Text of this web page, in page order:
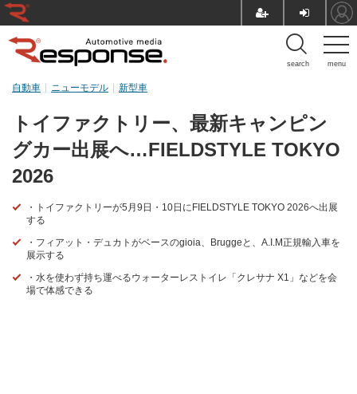
menu
search
トイファクトリー、最新キャンピン
グカー出展へ…FIELDSTYLE TOKYO
2026
・トイファクトリーが5月9日・10日にFIELDSTYLE TOKYO 2026へ出展
する
・フィアット・デュカトがベースのgioia、Bruggeと、A.I.M正規輸入車を
展示する
・水を使わず持ち運べるウォーターレストイレ「クレサナ X1」などを会
場で体感できる
自動車 ニューモデル 新型車